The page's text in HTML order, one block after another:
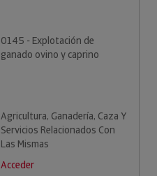
0145 - Explotación de
ganado ovino y caprino
Agricultura, Ganadería, Caza Y
Servicios Relacionados Con
Las Mismas
Acceder